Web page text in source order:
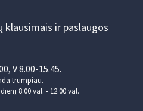
ir paslaugos
V 8.00-15.45.
trumpiau.
8.00 val. - 12.00 val.